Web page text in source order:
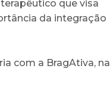
que visa
da integração
com a BragAtiva, na